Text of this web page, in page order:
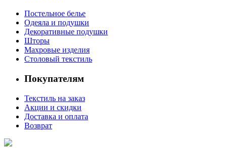
Постельное белье
Одеяла и подушки
Декоративные подушки
Шторы
Махровые изделия
Столовый текстиль
Покупателям
Текстиль на заказ
Акции и скидки
Доставка и оплата
Возврат